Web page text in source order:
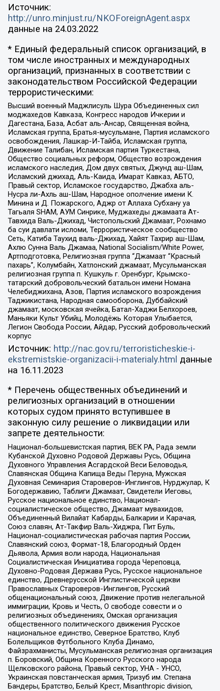
Источник:
http://unro.minjust.ru/NKOForeignAgent.aspx
данные на 24.03.2022
* Единый федеральный список организаций, в
том числе иностранных и международных
организаций, признанных в соответствии с
законодательством Российской Федерации
террористическими:
Высший военный Маджлисуль Шура Объединенных сил
моджахедов Кавказа, Конгресс народов Ичкерии и
Дагестана, База, Асбат аль-Ансар, Священная война,
Исламская группа, Братья-мусульмане, Партия исламского
освобождения, Лашкар-И-Тайба, Исламская группа,
Движение Талибан, Исламская партия Туркестана,
Общество социальных реформ, Общество возрождения
исламского наследия, Дом двух святых, Джунд аш-Шам,
Исламский джихад, Аль-Каида, Имарат Кавказ, АБТО,
Правый сектор, Исламское государство, Джабха аль-
Нусра ли-Ахль аш-Шам, Народное ополчение имени К.
Минина и Д. Пожарского, Аджр от Аллаха Субхану уа
Тагьаля SHAM, АУМ Синрике, Муджахеды джамаата Ат-
Тавхида Валь-Джихад, Чистопольский Джамаат, Рохнамо
ба суи давлати исломи, Террористическое сообщество
Сеть, Катиба Таухид валь-Джихад, Хайят Тахрир аш-Шам,
Ахлю Сунна Валь Джамаа, National Socialism/White Power,
Артподготовка, Религиозная группа “Джамаат “Красный
пахарь”, Колумбайн, Хатлонский джамаат, Мусульманская
религиозная группа п. Кушкуль г. Оренбург, Крымско-
татарский добровольческий батальон имени Номана
Челебиджихана, Азов, Партия исламского возрождения
Таджикистана, Народная самооборона, Дуббайский
джамаат, московская ячейка, Батал-Хаджи Белхороев,
Маньяки Культ Убийц, Молодёжь Которая Улыбается,
Легион Свобода России, Айдар, Русский добровольческий
корпус
Источник: http://nac.gov.ru/terroristicheskie-i-
ekstremistskie-organizacii-i-materialy.html данные
на 16.11.2023
* Перечень общественных объединений и
религиозных организаций в отношении
которых судом принято вступившее в
законную силу решение о ликвидации или
запрете деятельности:
Национал-большевистская партия, ВЕК РА, Рада земли
Кубанской Духовно Родовой Державы Русь, Община
Духовного Управления Асгардской Веси Беловодья,
Славянская Община Капища Веды Перуна, Мужская
Духовная Семинария Староверов-Инглингов, Нурджулар, К
Богодержавию, Таблиги Джамаат, Свидетели Иеговы,
Русское национальное единство, Национал-
социалистическое общество, Джамаат мувахидов,
Объединенный Вилайат Кабарды, Балкарии и Карачая,
Союз славян, Ат-Такфир Валь-Хиджра, Пит Буль,
Национал-социалистическая рабочая партия России,
Славянский союз, Формат-18, Благородный Орден
Дьявола, Армия воли народа, Национальная
Социалистическая Инициатива города Череповца,
Духовно-Родовая Держава Русь, Русское национальное
единство, Древнерусской Инглистической церкви
Православных Староверов-Инглингов, Русский
общенациональный союз, Движение против нелегальной
иммиграции, Кровь и Честь, О свободе совести и о
религиозных объединениях, Омская организация
общественного политического движения Русское
национальное единство, Северное Братство, Клуб
Болельщиков Футбольного Клуба Динамо,
Файзрахманисты, Мусульманская религиозная организация
п. Боровский, Община Коренного Русского народа
Щелковского района, Правый сектор, УНА - УНСО,
Украинская повстанческая армия, Тризуб им. Степана
Бандеры, Братство, Белый Крест, Misanthropic division,